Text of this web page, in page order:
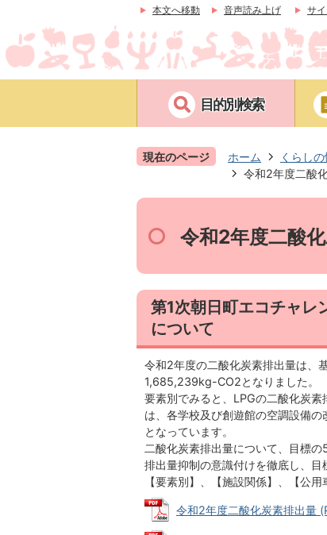
本文へ移動 音声読み上げ サ
目的別検索
現在のページ ホーム くらし
令和2年度二酸
令和2年度二酸
第1次朝日町エコチャレ
について
令和2年度の二酸化炭素排出量は
1,685,239kg-CO2となりました。
要素別でみると、LPGの二酸化炭
は、各学校及び創遊館の空調設備
となっています。
二酸化炭素排出量について、目標
排出量抑制の意識付けを徹底し、目
【要素別】、【施設関係】、【公
令和2年度二酸化炭素排出量